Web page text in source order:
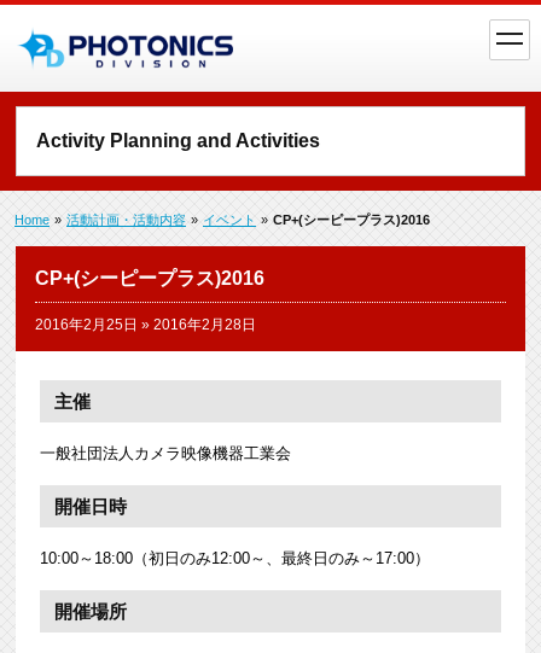
Activity Planning and Activities
Home » 活動計画・活動内容 » イベント » CP+(シーピープラス)2016
CP+(シーピープラス)2016
2016年2月25日 » 2016年2月28日
主催
一般社団法人カメラ映像機器工業会
開催日時
10:00～18:00（初日のみ12:00～、最終日のみ～17:00）
開催場所